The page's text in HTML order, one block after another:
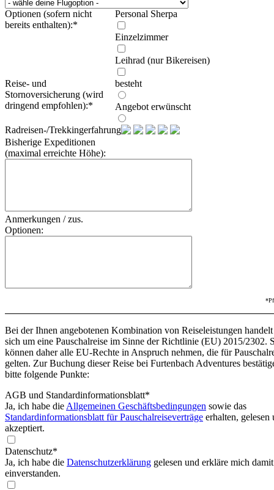
Optionen (sofern nicht
bereits enthalten):*
Personal Sherpa
Einzelzimmer
Leihrad (nur Bikereisen)
Reise- und
Stornoversicherung (wird
dringend empfohlen):*
besteht
Angebot erwünscht
Radreisen-/Trekkingerfahrung:
Bisherige Expeditionen
(maximal erreichte Höhe):
Anmerkungen / zus.
Optionen:
Bei der Ihnen angebotenen Kombination von Reiseleistungen handelt
sich um eine Pauschalreise im Sinne der Richtlinie (EU) 2015/2302.
können daher alle EU-Rechte in Anspruch nehmen, die für
gelten. Zur Buchung dieser Reise bei Furtenbach Adventures
bitte folgende Punkte:
AGB und Standardinformationsblatt*
Ja, ich habe die Allgemeinen Geschäftsbedingungen sowie das
Standardinformationsblatt für Pauschalreiseverträge erhalten, gelesen
akzeptiert.
Datenschutz*
Ja, ich habe die Datenschutzerklärung gelesen und erkläre mich damit
einverstanden.